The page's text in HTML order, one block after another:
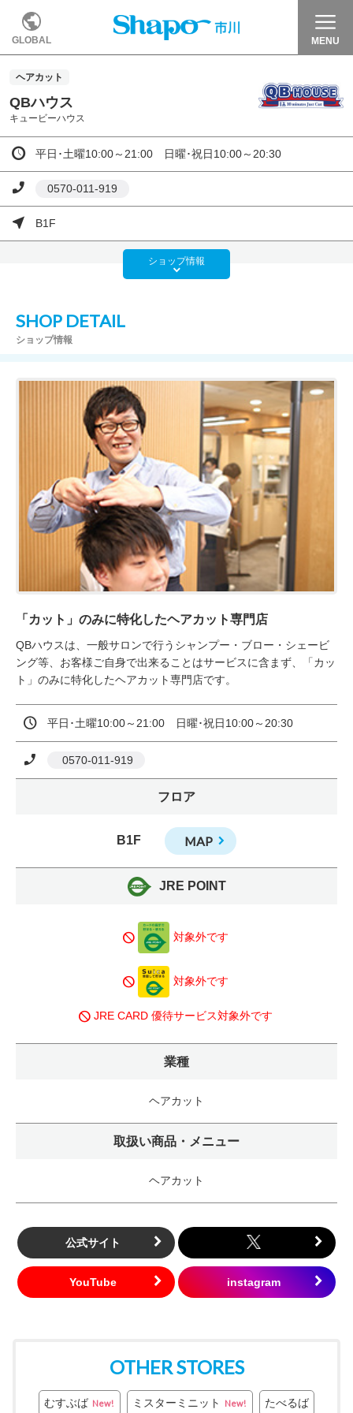
GLOBAL MENU
ヘアカット
QBハウス
キュービーハウス
平日･土曜10:00～21:00 日曜･祝日10:00～20:30
0570-011-919
B1F
ショップ情報
SHOP DETAIL
ショップ情報
「カット」のみに特化したヘアカット専門店
QBハウスは、一般サロンで行うシャンプー・ブロー・シェービ
ング等、お客様ご自身で出来ることはサービスに含まず、「カッ
ト」のみに特化したヘアカット専門店です。
平日･土曜10:00～21:00　日曜･祝日10:00～20:30
0570-011-919
フロア
B1F MAP
JRE POINT
block 対象外です
block 対象外です
JRE CARD 優待サービス対象外です
業種
ヘアカット
取扱い商品・メニュー
ヘアカット
公式サイト
OTHER STORES
むすぶば New! ミスターミニット New! たべるば